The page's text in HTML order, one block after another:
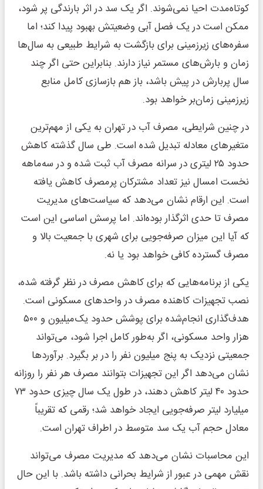
کوتاه‌مدت احیا نمی‌شوند. اگر یک سد در اثر بارندگی پر شود،
ممکن است در یک فصل آبی وضعیتش بهبود پیدا کند؛ اما
سفره‌های زیرزمینی برای بازگشت به شرایط طبیعی به سال‌ها
زمان و بارش‌های مستمر نیاز دارند. بنابراین حتی اگر چند
سال پربارش در پیش باشد، باز هم بازسازی کامل منابع
زیرزمینی زمان‌بر خواهد بود.
در چنین شرایطی، مصرف آب در تهران به یکی از مهم‌ترین
متغیرهای معادله تبدیل شده است. طی سال گذشته کاهش
حدود ۲۵ لیتری در سرانه مصرف آب ثبت شده و در سه‌ماهه
نخست امسال نیز تعداد مشترکان پرمصرف کاهش یافته
است. این ارقام نشان می‌دهد که سیاست‌های مدیریت
مصرف تا حدی اثرگذار بوده‌اند. اما پرسش اساسی این است
که آیا این میزان صرفه‌جویی برای شهری با جمعیت بالا و
مصرف گسترده کافی خواهد بود یا نه.
یکی از برنامه‌هایی که برای کاهش مصرف در نظر گرفته شده،
نصب تجهیزات کاهنده مصرف در واحدهای مسکونی است.
هدف‌گذاری انجام‌شده برای پوشش حدود یک‌میلیون و ۵۰۰
هزار واحد مسکونی، اگر به‌طور کامل اجرا شود، می‌تواند
جمعیتی نزدیک به پنج میلیون نفر را در بر بگیرد. برآوردها
نشان می‌دهد اگر این تجهیزات بتوانند مصرف هر نفر را روزانه
حدود ۴۰ لیتر کاهش دهند، در طول یک سال چیزی حدود ۷۳
میلیارد لیتر صرفه‌جویی ایجاد خواهد شد؛ رقمی که تقریباً
معادل حجم آب یک سد متوسط در اطراف تهران است.
این محاسبات نشان می‌دهد که مدیریت مصرف می‌تواند
نقش مهمی در عبور از شرایط بحرانی داشته باشد. با این حال